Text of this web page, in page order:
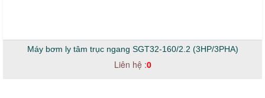
Máy bơm ly tâm trục ngang SGT32-160/2.2 (3HP/3PHA)
Liên hệ :0